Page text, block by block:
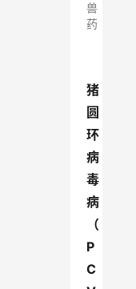
兽
药
猪
圆
环
病
毒
病
（
P
C